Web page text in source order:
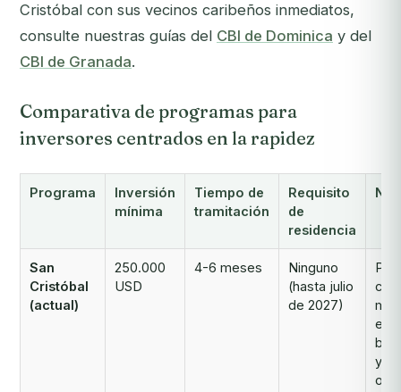
Cristóbal con sus vecinos caribeños inmediatos,
consulte nuestras guías del CBI de Dominica y del
CBI de Granada.
Comparativa de programas para
inversores centrados en la rapidez
Programa
Inversión
mínima
Tiempo de
tramitación
Requisito
de
residencia
San
Cristóbal
(actual)
250.000
USD
4-6 meses
Ninguno
(hasta julio
de 2027)
ya